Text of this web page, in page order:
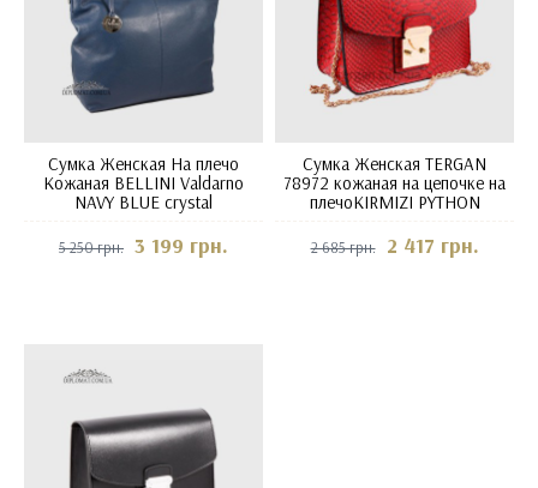
Сумка Женская На плечо
Кожаная BELLINI Valdarno
NAVY BLUE crystal
5 250 грн. 3 199 грн.
Сумка Женская TERGAN
78972 кожаная на цепочке на
плечоKIRMIZI PYTHON
2 685 грн. 2 417 грн.